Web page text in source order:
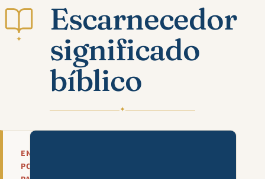
✦
Escarnecedor
significado
bíblico
✦
EN
POCAS
Mira esta explicación en